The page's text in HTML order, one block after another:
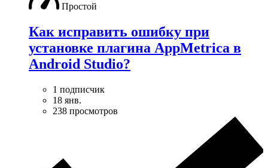
Простой
Как исправить ошибку при
установке плагина AppMetrica в
Android Studio?
1 подписчик
18 янв.
238 просмотров